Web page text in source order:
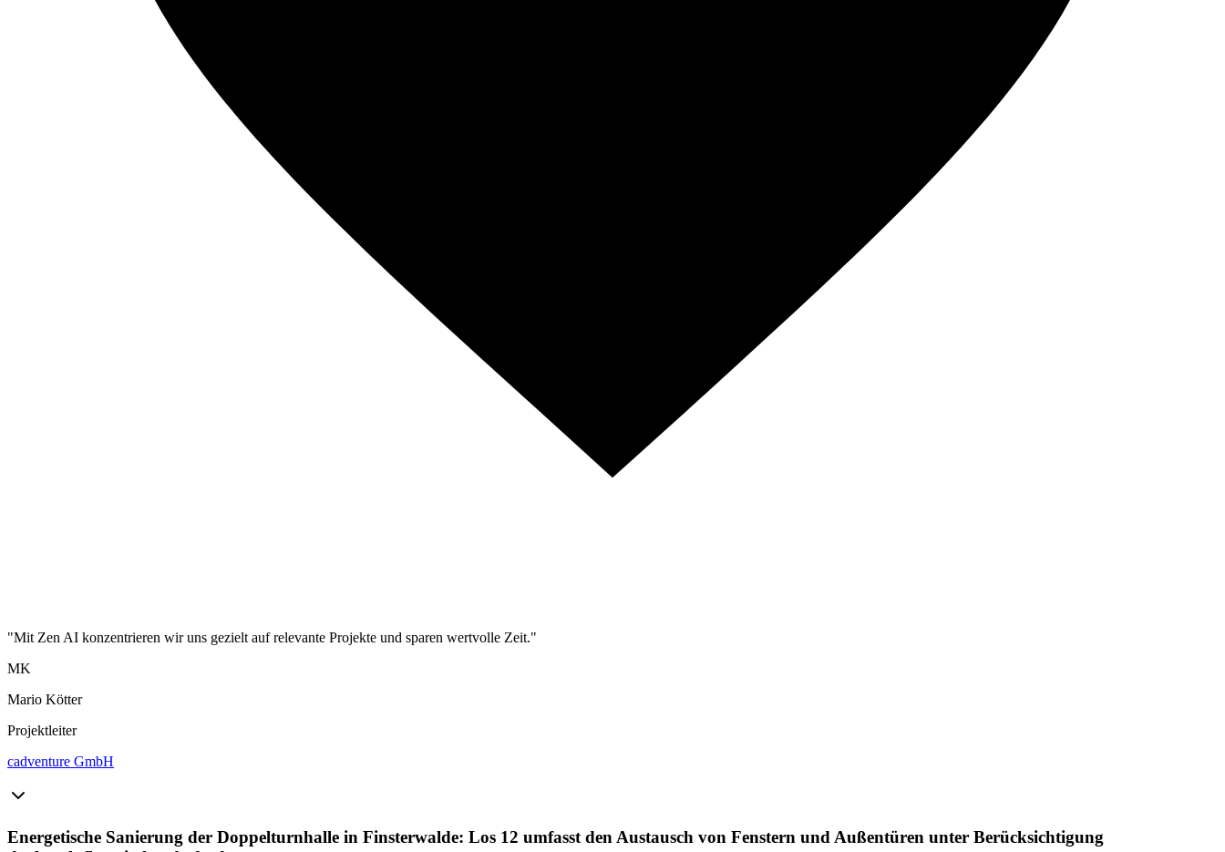
"Mit Zen AI konzentrieren wir uns gezielt auf relevante Projekte und sparen wertvolle Zeit."
MK
Mario Kötter
Projektleiter
cadventure GmbH
Energetische Sanierung der Doppelturnhalle in Finsterwalde: Los 12 umfasst den Austausch von Fenstern und Außentüren unter Berücksichtigung